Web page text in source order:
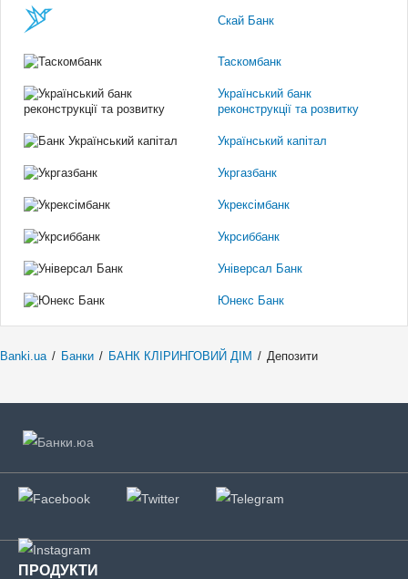
Скай Банк
Таскомбанк
Український банк
реконструкції та розвитку
Український капітал
Укргазбанк
Укрексімбанк
Укрсиббанк
Універсал Банк
Юнекс Банк
Banki.ua / Банки / БАНК КЛІРИНГОВИЙ ДІМ / Депозити
ПРОДУКТИ